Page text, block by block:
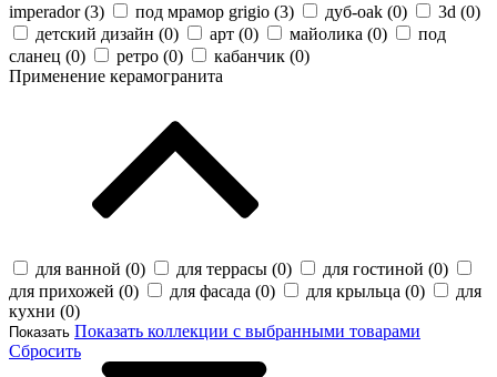
imperador (3) под мрамор grigio (3) дуб-oak (0) 3d (0)
детский дизайн (0) арт (0) майолика (0)
под
сланец (0) ретро (0) кабанчик (0)
Применение керамогранита
для ванной (0) для террасы (0) для гостиной (0)
для прихожей (0) для фасада (0) для крыльца (0)
для
кухни (0)
Показать Показать коллекции с выбранными товарами
Сбросить